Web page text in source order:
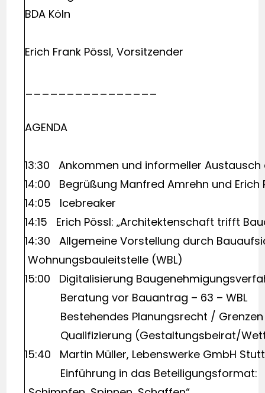
BDA Köln
Erich Frank Pössl, Vorsitzender
AGENDA
13:30 Ankommen und informeller
14:00 Begrüßung Manfred
14:05
14:15 Erich Pössl:
14:30 Allgemeine Vorstellung durch
Wohnungsbauleitstelle (WBL)
15:00 Digitalisierung
Beratung vor Bauantrag – 63 – WBL
Bestehendes Planungsrecht / Grenzen §
Qualifizierung (Gestaltungsbeirat/
15:40 Martin Müller, Lebenswerke GmbH
Einführung in das Beteiligungsformat: